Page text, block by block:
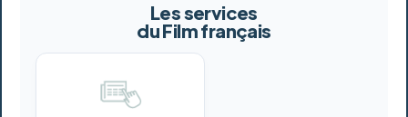
Les services
du Film français